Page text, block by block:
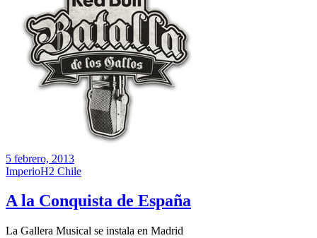
5 febrero, 2013
ImperioH2 Chile
A la Conquista de España
La Gallera Musical se instala en Madrid